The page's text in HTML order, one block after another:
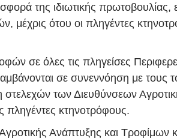
της ιδιωτικής πρωτοβουλίας,
μέχρις ότου οι πληγέντες
σε όλες τις πληγείσες
σε συνεννόηση με τους
στελεχών των Διευθύνσεων
πληγέντες κτηνοτρόφους.
Ανάπτυξης και Τροφίμων